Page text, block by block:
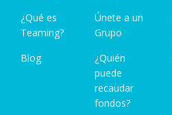
¿Qué es
Teaming?
Blog
Únete a un
Grupo
¿Quién
puede
recaudar
fondos?